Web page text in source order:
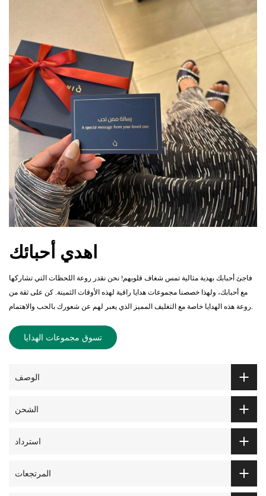
اهدي أحبائك
فاجئ أحبابك بهدية مثالية تمس شغاف قلوبهم! نحن نقدر روعة اللحظات التي تشاركها
مع أحبابك، ولهذا خصصنا مجموعات هدايا راقية لهذه الأوقات الثمينة. كن على ثقة من
تسوق مجموعات الهدايا
الوصف
الشحن
استرداد
المرتجعات